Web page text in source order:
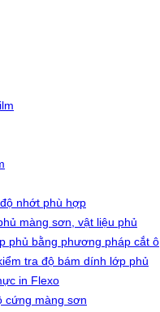
nhớt phù hợp
màng sơn, vật liệu phủ
phủ bằng phương pháp cắt ô
tra độ bám dính lớp phủ
in Flexo
cứng màng sơn